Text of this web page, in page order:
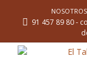
NOSOTROS
91 457 89 80 -